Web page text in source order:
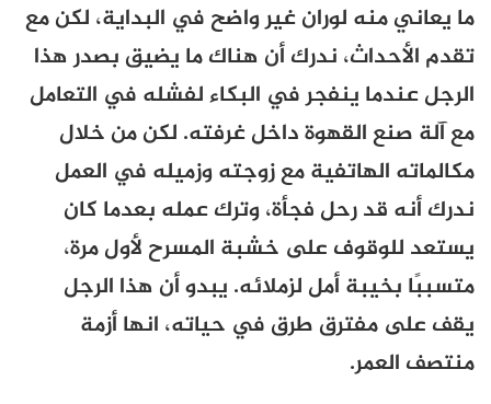
ما يعاني منه لوران غير واضح في البداية، لكن مع
تقدم الأحداث، ندرك أن هناك ما يضيق بصدر هذا
الرجل عندما ينفجر في البكاء لفشله في التعامل
مع آلة صنع القهوة داخل غرفته. لكن من خلال
مكالماته الهاتفية مع زوجته وزميله في العمل
ندرك أنه قد رحل فجأة، وترك عمله بعدما كان
يستعد للوقوف على خشبة المسرح لأول مرة،
متسببًا بخيبة أمل لزملائه. يبدو أن هذا الرجل
يقف على مفترق طرق في حياته، انها أزمة
منتصف العمر.